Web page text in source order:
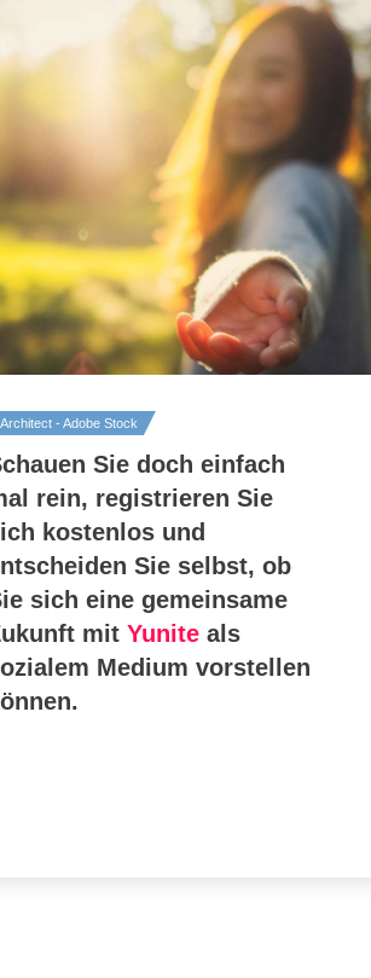
Sie doch einfach
rein, registrieren Sie
kostenlos und
Sie selbst, ob
sich eine gemeinsame
mit Yuniteals
Medium vorstellen
.